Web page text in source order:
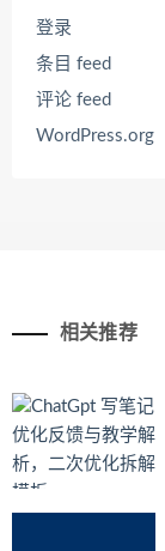
登录
条目 feed
评论 feed
WordPress.org
相关推荐